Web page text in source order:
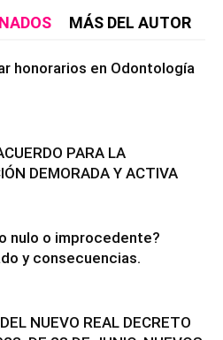
MÁS DEL AUTOR
honorarios en Odontología
PARA LA
DEMORADA Y ACTIVA
nulo o improcedente?
y consecuencias.
NUEVO REAL DECRETO